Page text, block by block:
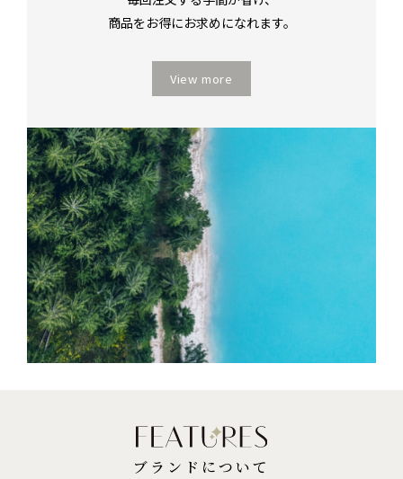
商品をお得にお求めになれます。
View more
ブランドについて